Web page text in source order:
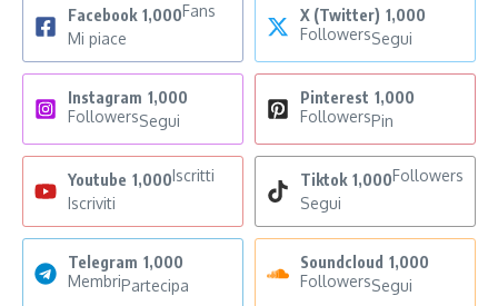
Facebook 1,000Fans
Mi piace
X (Twitter) 1,000
FollowersSegui
Instagram 1,000
FollowersSegui
Pinterest 1,000
FollowersPin
Youtube 1,000Iscritti
Iscriviti
Tiktok 1,000Followers
Segui
Telegram 1,000
MembriPartecipa
Soundcloud 1,000
FollowersSegui